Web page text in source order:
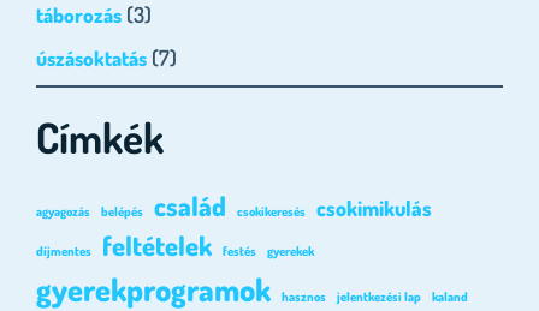
táborozás (3)
úszásoktatás (7)
Címkék
agyagozás belépés család csokikeresés csokimikulás
díjmentes feltételek festés gyerekek
gyerekprogramok hasznos jelentkezési lap kaland